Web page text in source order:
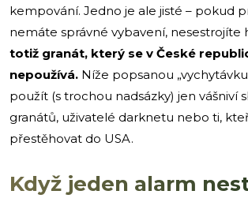
kempování. Jedno je ale jisté – pokud
nemáte správné vybavení, nesestrojíte
totiž granát, který se v České
nepoužívá. Níže popsanou
použít (s trochou nadsázky) jen vášniví
granátů, uživatelé darknetu nebo ti,
přestěhovat do USA.
Když jeden alarm